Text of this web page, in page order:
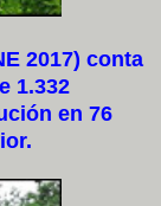
2017) conta
1.332
en 76